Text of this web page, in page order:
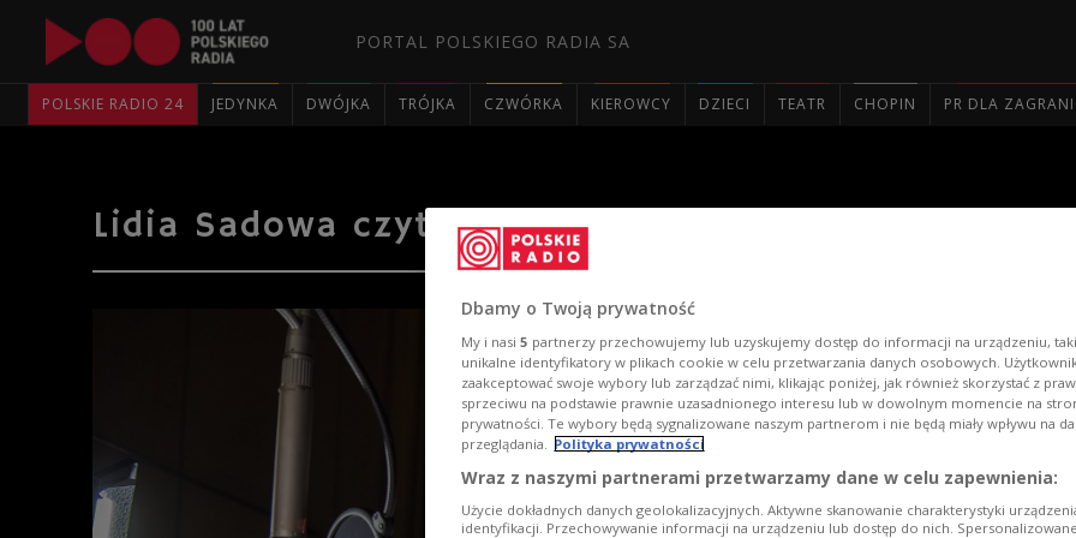
PORTAL POLSKIEGO RADIA SA
POLSKIE RADIO 24 JEDYNKA DWÓJKA TRÓJKA CZWÓRKA KIEROWCY DZIECI TEATR CHOPIN PR DLA
Lidia Sadowa czyta powieść o Violetcie Szabó
Dbamy o Twoją prywatność
My i nasi 5 partnerzy przechowujemy lub uzyskujemy dostęp do informacji na urządzeniu,
unikalne identyfikatory w plikach cookie w celu przetwarzania danych osobowych.
zaakceptować swoje wybory lub zarządzać nimi, klikając poniżej, jak również skorzystać z
sprzeciwu na podstawie prawnie uzasadnionego interesu lub w dowolnym momencie na
prywatności. Te wybory będą sygnalizowane naszym partnerom i nie będą miały wpływu na
przeglądania. Polityka prywatności
Wraz z naszymi partnerami przetwarzamy dane w celu zapewnienia:
Użycie dokładnych danych geolokalizacyjnych. Aktywne skanowanie charakterystyki
identyfikacji. Przechowywanie informacji na urządzeniu lub dostęp do nich.